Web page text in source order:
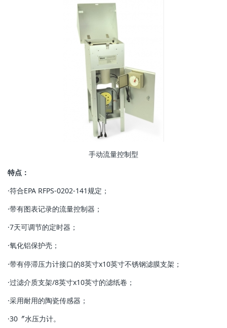
手动流量控制型
特点：
·符合EPA RFPS-0202-141规定；
·带有图表记录的流量控制器；
·7天可调节的定时器；
·氧化铝保护壳；
·带有停滞压力计接口的8英寸x10英寸不锈钢滤膜支架；
·过滤介质支架/8英寸x10英寸的滤纸卷；
·采用耐用的陶瓷传感器；
·30〞水压力计。